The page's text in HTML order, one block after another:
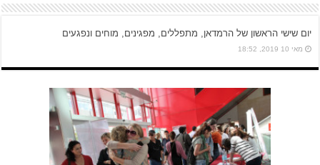
יום שישי הראשון של הרמדאן, מתפללים, מפגינים, מוחים ונפגעים
מאי 10 2019, 18:52